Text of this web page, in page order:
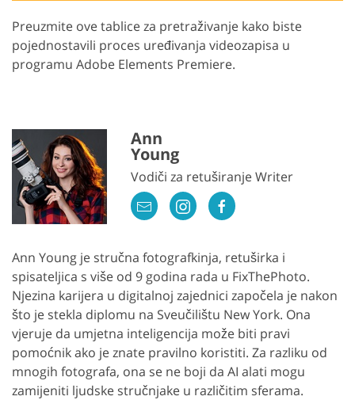
Preuzmite ove tablice za pretraživanje kako biste
pojednostavili proces uređivanja videozapisa u
programu Adobe Elements Premiere.
Ann
Young
Vodiči za retuširanje Writer
Ann Young je stručna fotografkinja, retuširka i
spisateljica s više od 9 godina rada u FixThePhoto.
Njezina karijera u digitalnoj zajednici započela je nakon
što je stekla diplomu na Sveučilištu New York. Ona
vjeruje da umjetna inteligencija može biti pravi
pomoćnik ako je znate pravilno koristiti. Za razliku od
mnogih fotografa, ona se ne boji da AI alati mogu
zamijeniti ljudske stručnjake u različitim sferama.